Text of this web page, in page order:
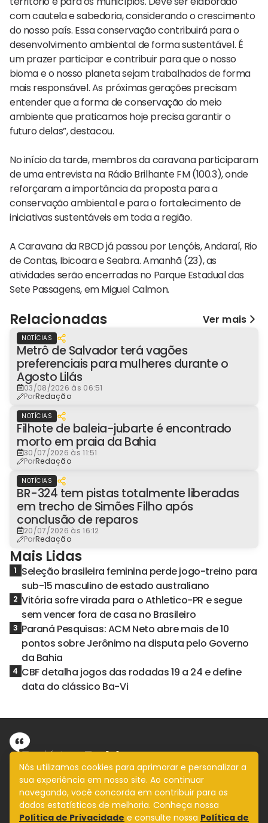
com cautela e sabedoria, considerando o crescimento
do nosso país. Essa conservação contribuirá para o
desenvolvimento ambiental de forma sustentável. É
um prazer participar e contribuir para que o nosso
bioma e o nosso planeta sejam trabalhados de forma
mais responsável. As próximas gerações precisam
entender que a forma de conservação do meio
ambiente que praticamos hoje precisa garantir o
futuro delas”, destacou.
No início da tarde, membros da caravana participaram
de uma entrevista na Rádio Brilhante FM (100.3), onde
reforçaram a importância da proposta para a
conservação ambiental e para o fortalecimento de
iniciativas sustentáveis em toda a região.
A Caravana da RBCD já passou por Lençóis, Andaraí, Rio
de Contas, Ibicoara e Seabra. Amanhã (23), as
atividades serão encerradas no Parque Estadual das
Sete Passagens, em Miguel Calmon.
Relacionadas Ver mais
NOTÍCIAS
Metrô de Salvador terá vagões
preferenciais para mulheres durante o
Agosto Lilás
03/08/2026 às 06:51
PorRedação
NOTÍCIAS
Filhote de baleia-jubarte é encontrado
morto em praia da Bahia
30/07/2026 às 11:51
PorRedação
NOTÍCIAS
BR-324 tem pistas totalmente liberadas
em trecho de Simões Filho após
conclusão de reparos
20/07/2026 às 16:12
PorRedação
Mais Lidas
1 Seleção brasileira feminina perde jogo-treino para
sub-15 masculino de estado australiano
2 Vitória sofre virada para o Athletico-PR e segue
sem vencer fora de casa no Brasileiro
3 Paraná Pesquisas: ACM Neto abre mais de 10
pontos sobre Jerônimo na disputa pelo Governo
da Bahia
4 CBF detalha jogos das rodadas 19 a 24 e define
data do clássico Ba-Vi
Informação com imparcialidade
SIGA
Nós utilizamos cookies para aprimorar e personalizar a
sua experiência em nosso site. Ao continuar
navegando, você concorda em contribuir para os
dados estatísticos de melhoria. Conheça nossa
Política de Privacidade e consulte nossa Política de